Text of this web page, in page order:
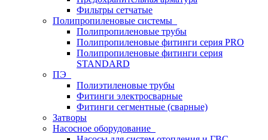
Фильтры сетчатые
Полипропиленовые системы
Полипропиленовые трубы
Полипропиленовые фитинги серия PRO
Полипропиленовые фитинги серия
STANDARD
ПЭ
Полиэтиленовые трубы
Фитинги электросварные
Фитинги сегментные (сварные)
Затворы
Насосное оборудование